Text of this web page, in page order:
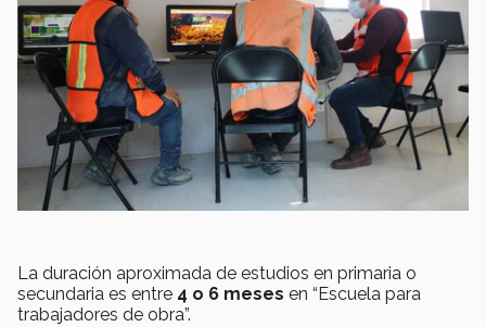
La duración aproximada de estudios en primaria o
secundaria es entre 4 o 6 meses en “Escuela para
trabajadores de obra”.